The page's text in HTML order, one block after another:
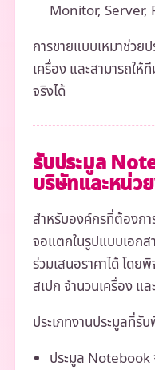
Monitor, Server,
การขายแบบเหมาช่วย
เครื่อง และสามารถให้
จริงได้
รับประมูล
บริษัทและหน่ว
สำหรับองค์กรที่ต้องก
จอแตกในรูปแบบเอก
ร่วมเสนอราคาได้ โดย
สเปก จำนวนเครื่อง แล
ประเภทงานประมูลที่รั
ประมูล Notebook